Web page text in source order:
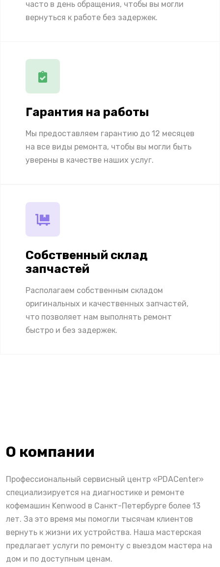
часто в день обращения, чтобы вы могли
вернуться к работе без задержек.
Гарантия на работы
Мы предоставляем гарантию до 12 месяцев
на все виды ремонта, чтобы вы могли быть
уверены в качестве наших услуг.
Собственный склад
запчастей
Располагаем собственным складом
оригинальных и качественных запчастей,
что позволяет нам выполнять ремонт
быстро и без задержек.
О компании
Профессиональный сервисный центр «PDACenter»
специализируется на диагностике и ремонте
кофемашин Kenwood в Санкт-Петербурге более 13
лет. За это время мы помогли тысячам клиентов
вернуть к жизни их устройства. Наша мастерская
предлагает услуги по ремонту с выездом мастера на
дом и по доступным ценам.